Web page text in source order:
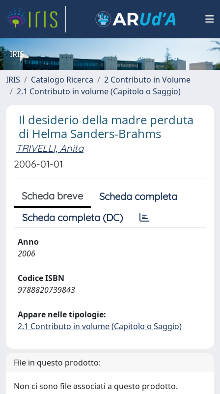
IRIS
IRIS Catalogo Ricerca
2 Contributo in Volume
2.1 Contributo in volume (Capitolo o Saggio)
Il desiderio della madre perduta
di Helma Sanders-Brahms
TRIVELLI, Anita
2006-01-01
Scheda breve
Scheda completa
Scheda completa (DC)
Anno
2006
Codice ISBN
9788820739843
Appare nelle tipologie:
2.1 Contributo in volume (Capitolo o Saggio)
File in questo prodotto:
Non ci sono file associati a questo prodotto.